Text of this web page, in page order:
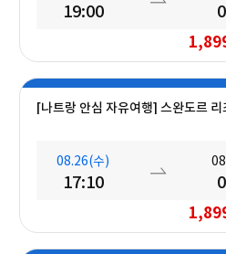
19:00
08.26(수)
17:10